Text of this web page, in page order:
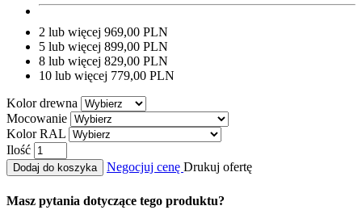
2 lub więcej 969,00 PLN
5 lub więcej 899,00 PLN
8 lub więcej 829,00 PLN
10 lub więcej 779,00 PLN
Kolor drewna
Mocowanie
Kolor RAL
Ilość
Dodaj do koszyka Negocjuj cenę Drukuj ofertę
Masz pytania dotyczące tego produktu?